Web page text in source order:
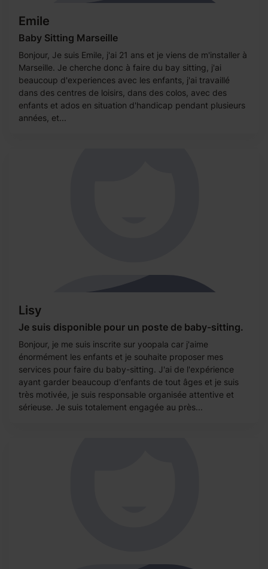
Emile
Baby Sitting Marseille
Bonjour, Je suis Emile, j'ai 21 ans et je viens de m'installer à
Marseille. Je cherche donc à faire du bay sitting, j'ai
beaucoup d'experiences avec les enfants, j'ai travaillé
dans des centres de loisirs, dans des colos, avec des
enfants et ados en situation d'handicap pendant plusieurs
années, et...
Lisy
Je suis disponible pour un poste de baby-sitting.
Bonjour, je me suis inscrite sur yoopala car j'aime
énormément les enfants et je souhaite proposer mes
services pour faire du baby-sitting. J'ai de l'expérience
ayant garder beaucoup d'enfants de tout âges et je suis
très motivée, je suis responsable organisée attentive et
sérieuse. Je suis totalement engagée au près...